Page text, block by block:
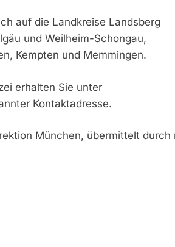
auf die Landkreise Landsberg
und Weilheim-Schongau,
Kempten und Memmingen.
erhalten Sie unter
Kontaktadresse.
München, übermittelt durch